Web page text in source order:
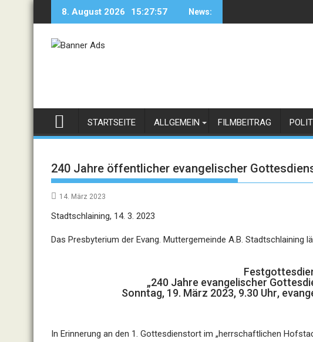
8. August 2026 15:27:57 News:
STARTSEITE ALLGEMEIN FILMBEITRAG
240 Jahre öffentlicher evangelischer
14. März 2023
Stadtschlaining, 14. 3. 2023
Das Presbyterium der Evang. Muttergemeinde A.B. Stadtschlaining
Festg
„240 Jahre evangelischer
Sonntag, 19. März 2023, 9.30 Uhr, evang
In Erinnerung an den 1. Gottesdienstort im „herrschaftlichen